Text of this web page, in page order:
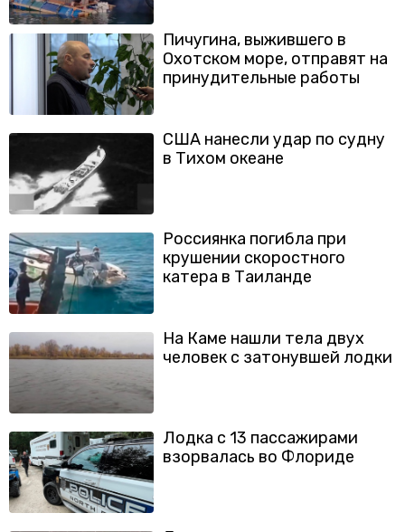
Пичугина, выжившего в
Охотском море, отправят на
принудительные работы
США нанесли удар по судну
в Тихом океане
Россиянка погибла при
крушении скоростного
катера в Таиланде
На Каме нашли тела двух
человек с затонувшей лодки
Лодка с 13 пассажирами
взорвалась во Флориде